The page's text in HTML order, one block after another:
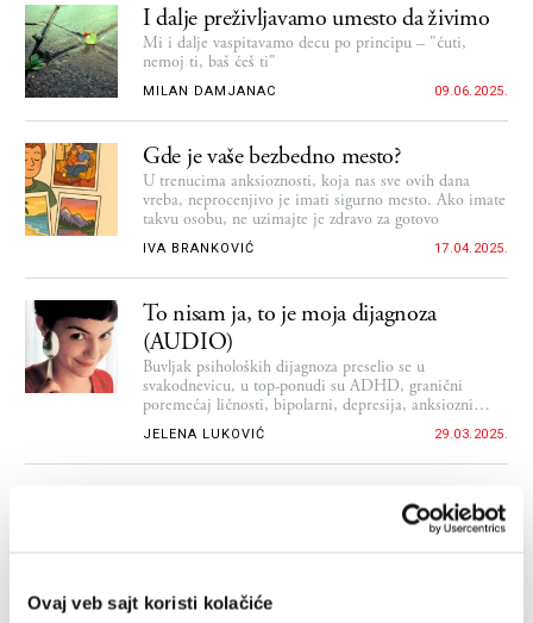
Ovaj veb sajt koristi kolačiće
I dalje preživljavamo umesto da živimo
Mi i dalje vaspitavamo decu po principu – "ćuti,
nemoj ti, baš ćeš ti"
MILAN DAMJANAC 09.06.2025.
Gde je vaše bezbedno mesto?
U trenucima anksioznosti, koja nas sve ovih dana
vreba, neprocenjivo je imati sigurno mesto. Ako imate
takvu osobu, ne uzimajte je zdravo za gotovo
IVA BRANKOVIĆ 17.04.2025.
To nisam ja, to je moja dijagnoza
(AUDIO)
Buvljak psiholoških dijagnoza preselio se u
svakodnevicu, u top-ponudi su ADHD, granični
poremećaj ličnosti, bipolarni, depresija, anksiozni
poremećaj...
JELENA LUKOVIĆ 29.03.2025.